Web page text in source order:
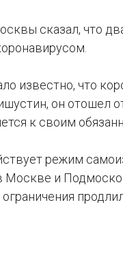
сказал, что
известно, что
он отошел
к своим
режим
Москве и